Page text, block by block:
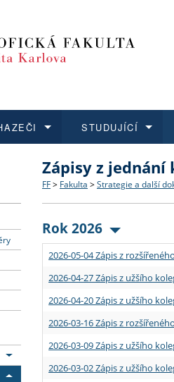
Struktura a historie
Strategie a další
Podpora a benefity pro
Absolventi fakulty
Co studovat a jak se
Učitelské studijní
Informace k průběhu
STUDUJÍCÍ
Bakalářské a magisterské
Doktorské studium
Rigorózní řízení
O vědě a výzkumu na FF
Akademické kvalifikace
Granty a projekty
Aktuální nabídky a
Vyjíždějící studenti
Přijíždějící studenti
Vyjíždějící zaměstnanci
Zápisy z jednání
FF > Fakulta > Strategie a další
Rok 2026
2026-05-04 Zápis z
2026-04-27 Zápis z užšího
2026-04-20 Zápis z užšího
2026-03-16 Zápis z
2026-03-09 Zápis z užšího
2026-03-02 Zápis z užšího